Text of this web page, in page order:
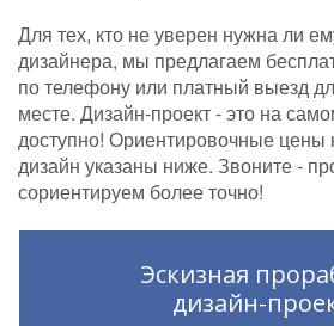
Для тех, кто не уверен нужна ли
дизайнера, мы предлагаем
по телефону или платный выезд
месте. Дизайн-проект - это на
доступно! Ориентировочные цены
дизайн указаны ниже. Звоните -
сориентируем более точно!
Эскизная
дизайн-